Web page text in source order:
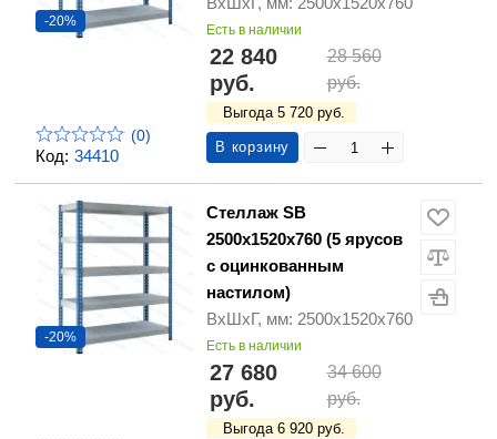
Код: 34410
-20%
(0)
Есть в наличии
22 840
руб.
28 560
руб.
Выгода 5 720 руб.
В корзину
-20%
Стеллаж SB
2500х1520х760 (5 ярусов
с оцинкованным
настилом)
ВхШхГ, мм: 2500х1520х760
Есть в наличии
27 680
руб.
34 600
руб.
Выгода 6 920 руб.